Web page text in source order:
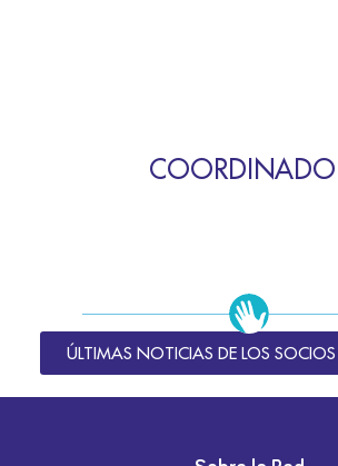
ÚLTIMAS NOTICIAS DE LOS SOCIOS